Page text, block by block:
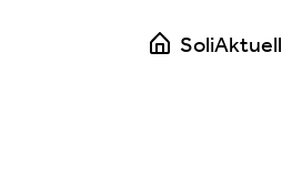
SoliAktuell